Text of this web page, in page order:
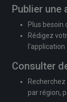
Publier une
Plus besoin
Rédigez
l'application
Consulter
par région,